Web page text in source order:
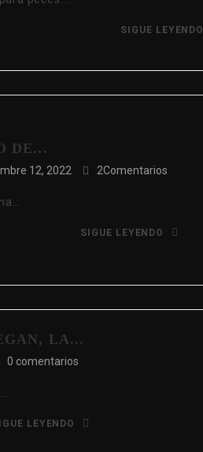
SIGUE LEYENDO
DE...
12, 2022 2Comentarios
SIGUE LEYENDO
LA...
0 comentarios
LEYENDO